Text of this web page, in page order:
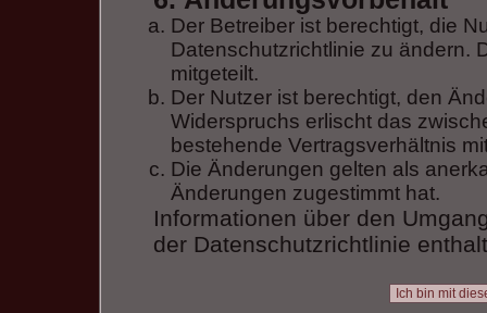
Der Betreiber ist berechtigt, die
Datenschutzrichtlinie zu ändern.
mitgeteilt.
Der Nutzer ist berechtigt, den
Widerspruchs erlischt das
bestehende Vertragsverhältnis
Die Änderungen gelten als
Änderungen zugestimmt hat.
Informationen über den
der Datenschutzrichtlinie